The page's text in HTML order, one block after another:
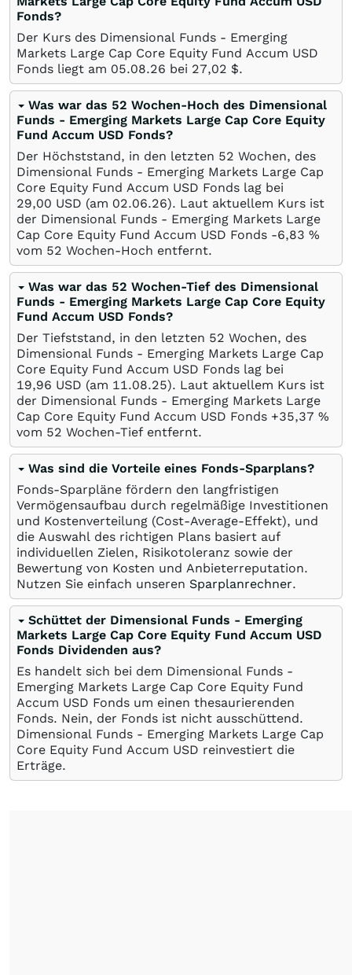
Fonds?
Der Kurs des Dimensional Funds - Emerging
Markets Large Cap Core Equity Fund Accum USD
Fonds liegt am 05.08.26 bei 27,02 $.
Was war das 52 Wochen-Hoch des Dimensional
Funds - Emerging Markets Large Cap Core Equity
Fund Accum USD Fonds?
Der Höchststand, in den letzten 52 Wochen, des
Dimensional Funds - Emerging Markets Large Cap
Core Equity Fund Accum USD Fonds lag bei
29,00 USD (am 02.06.26). Laut aktuellem Kurs ist
der Dimensional Funds - Emerging Markets Large
Cap Core Equity Fund Accum USD Fonds -6,83 %
vom 52 Wochen-Hoch entfernt.
Was war das 52 Wochen-Tief des Dimensional
Funds - Emerging Markets Large Cap Core Equity
Fund Accum USD Fonds?
Der Tiefststand, in den letzten 52 Wochen, des
Dimensional Funds - Emerging Markets Large Cap
Core Equity Fund Accum USD Fonds lag bei
19,96 USD (am 11.08.25). Laut aktuellem Kurs ist
der Dimensional Funds - Emerging Markets Large
Cap Core Equity Fund Accum USD Fonds +35,37 %
vom 52 Wochen-Tief entfernt.
Was sind die Vorteile eines Fonds-Sparplans?
Fonds-Sparpläne fördern den langfristigen
Vermögensaufbau durch regelmäßige Investitionen
und Kostenverteilung (Cost-Average-Effekt), und
die Auswahl des richtigen Plans basiert auf
individuellen Zielen, Risikotoleranz sowie der
Bewertung von Kosten und Anbieterreputation.
Nutzen Sie einfach unseren Sparplanrechner.
Schüttet der Dimensional Funds - Emerging
Markets Large Cap Core Equity Fund Accum USD
Fonds Dividenden aus?
Es handelt sich bei dem Dimensional Funds -
Emerging Markets Large Cap Core Equity Fund
Accum USD Fonds um einen thesaurierenden
Fonds. Nein, der Fonds ist nicht ausschüttend.
Dimensional Funds - Emerging Markets Large Cap
Core Equity Fund Accum USD reinvestiert die
Erträge.